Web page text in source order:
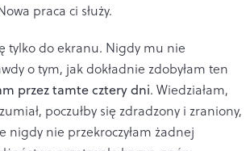
praca ci służy.
tylko do ekranu. Nigdy mu nie
o tym, jak dokładnie zdobyłam ten
przez tamte cztery dni. Wiedziałam,
poczułby się zdradzony i zraniony,
nigdy nie przekroczyłam żadnej